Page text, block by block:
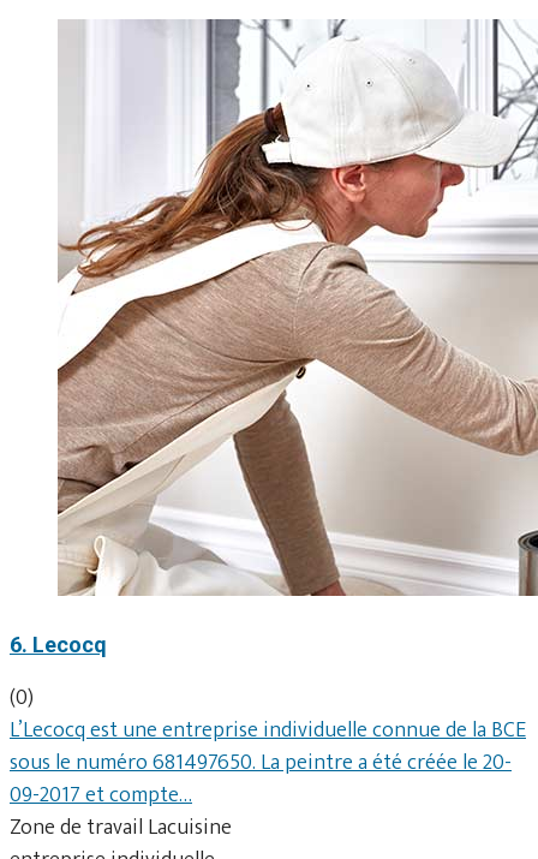
6. Lecocq
(0)
L’Lecocq est une entreprise individuelle connue de la BCE
sous le numéro 681497650. La peintre a été créée le 20-
09-2017 et compte…
Zone de travail Lacuisine